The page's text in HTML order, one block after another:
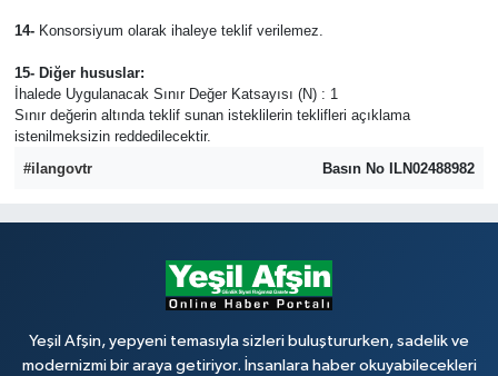
14-Konsorsiyum olarak ihaleye teklif verilemez.
15- Diğer hususlar:
İhalede Uygulanacak Sınır Değer Katsayısı (N) : 1
Sınır değerin altında teklif sunan isteklilerin teklifleri açıklama
istenilmeksizin reddedilecektir.
#ilangovtr
Basın No ILN02488982
Yeşil Afşin, yepyeni temasıyla sizleri buluştururken, sadelik ve
modernizmi bir araya getiriyor. İnsanlara haber okuyabilecekleri